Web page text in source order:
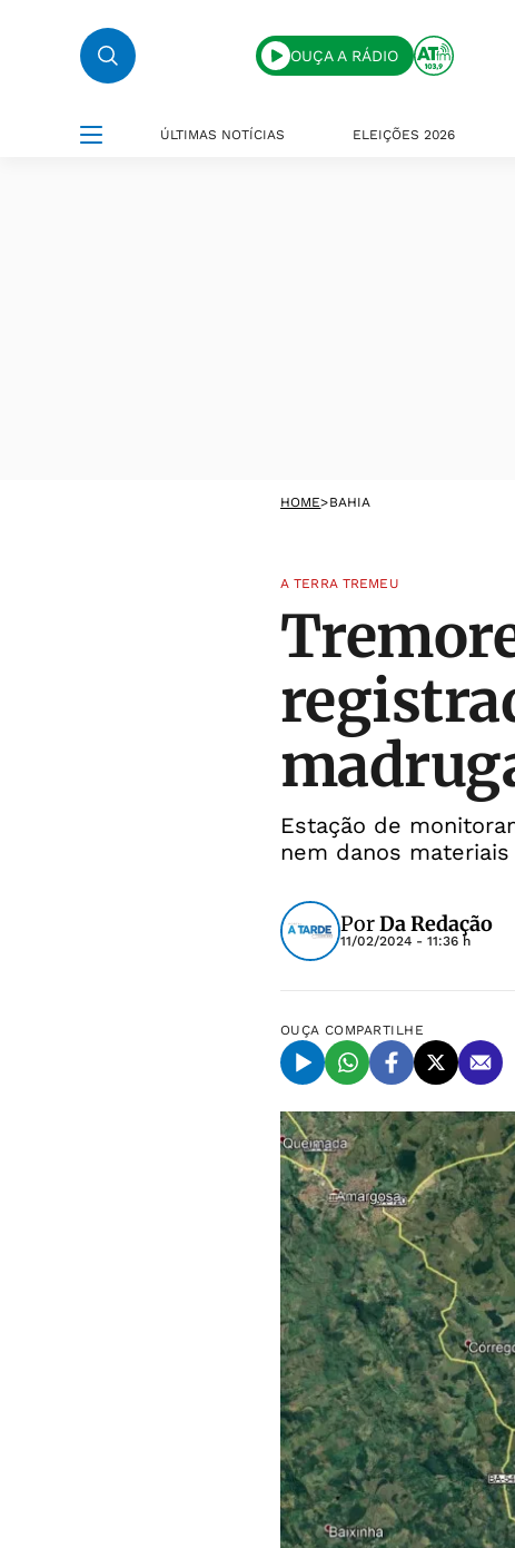
OUÇA A RÁDIO
ÚLTIMAS NOTÍCIAS ELEIÇÕES 2026
HOME>BAHIA
A TERRA TREMEU
Estação de
nem danos materiais
PorDa Redação
11/02/2024 - 11:36 h
OUÇA COMPARTILHE